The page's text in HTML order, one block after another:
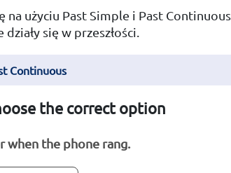
na użyciu Past Simple i Past
się w przeszłości.
Continuous
the correct option
when the phone rang.